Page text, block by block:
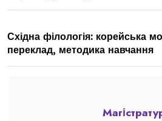
Східна філологія: корейська
переклад, методика навчання